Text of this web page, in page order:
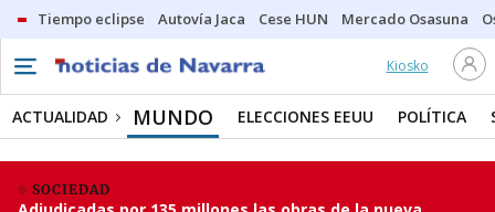
Tiempo eclipse Autovía Jaca Cese HUN Mercado Osasuna
Kiosko
ACTUALIDAD MUNDO ELECCIONES EEUU POLÍTICA
SOCIEDAD